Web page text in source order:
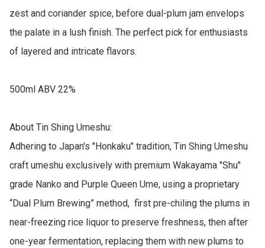
zest and coriander spice, before dual-plum jam envelops
the palate in a lush finish. The perfect pick for enthusiasts
of layered and intricate flavors.
500ml ABV 22%
About Tin Shing Umeshu:
Adhering to Japan's "Honkaku" tradition, Tin Shing Umeshu
craft umeshu exclusively with premium Wakayama "Shu"
grade Nanko and Purple Queen Ume, using a proprietary
“Dual Plum Brewing” method,  first pre-chiling the plums in
near-freezing rice liquor to preserve freshness, then after
one-year fermentation, replacing them with new plums to